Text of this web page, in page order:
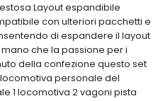
Layout espandibile
con ulteriori pacchetti e
di espandere il layout
che la passione per i
della confezione questo set
personale del
1 locomotiva 2 vagoni pista